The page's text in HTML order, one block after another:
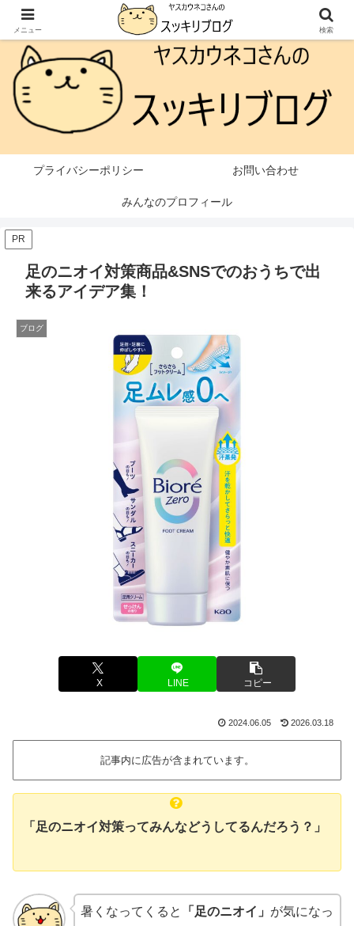
本ページはプロモーションが含まれています
プライバシーポリシー お問い合わせ
みんなのプロフィール
PR
足のニオイ対策商品&SNSでのおうちで出
来るアイデア集！
ブログ
X LINE コピー
2024.06.05 2026.03.18
記事内に広告が含まれています。
「足のニオイ対策ってみんなどうしてるんだろう？」
暑くなってくると 「足のニオイ」 が気になっ
メニュー 検索